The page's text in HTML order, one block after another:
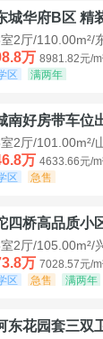
城华府B区 精
2厅/110.00m²/
万 8981.82元/
区
满两年
南好房带车位
2厅/101.00m²/
万 4633.66元/
区
急售
四桥高品质小
2厅/105.00m²/
万 7028.57元/
区
急售 满两年
东花园套三双